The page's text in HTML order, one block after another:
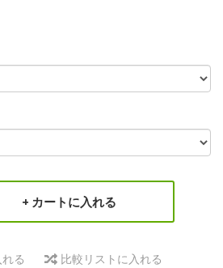
カートに入れる
る 比較リストに入れる